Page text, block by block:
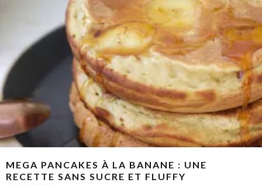
MEGA PANCAKES À LA BANANE : UNE
RECETTE SANS SUCRE ET FLUFFY